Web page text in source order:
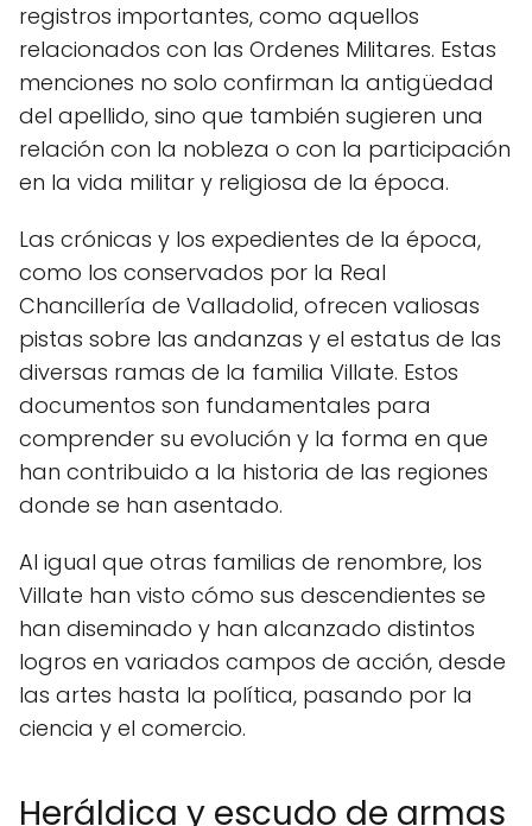
registros importantes, como aquellos
relacionados con las Ordenes Militares. Estas
menciones no solo confirman la antigüedad
del apellido, sino que también sugieren una
relación con la nobleza o con la participación
en la vida militar y religiosa de la época.
Las crónicas y los expedientes de la época,
como los conservados por la Real
Chancillería de Valladolid, ofrecen valiosas
pistas sobre las andanzas y el estatus de las
diversas ramas de la familia Villate. Estos
documentos son fundamentales para
comprender su evolución y la forma en que
han contribuido a la historia de las regiones
donde se han asentado.
Al igual que otras familias de renombre, los
Villate han visto cómo sus descendientes se
han diseminado y han alcanzado distintos
logros en variados campos de acción, desde
las artes hasta la política, pasando por la
ciencia y el comercio.
Heráldica y escudo de armas